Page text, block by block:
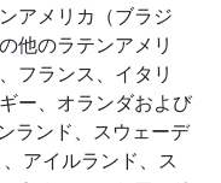
アメリカ（ブラジ
他のラテンアメリ
フランス、イタリ
ー、オランダおよび
ランド、スウェーデ
アイルランド、ス